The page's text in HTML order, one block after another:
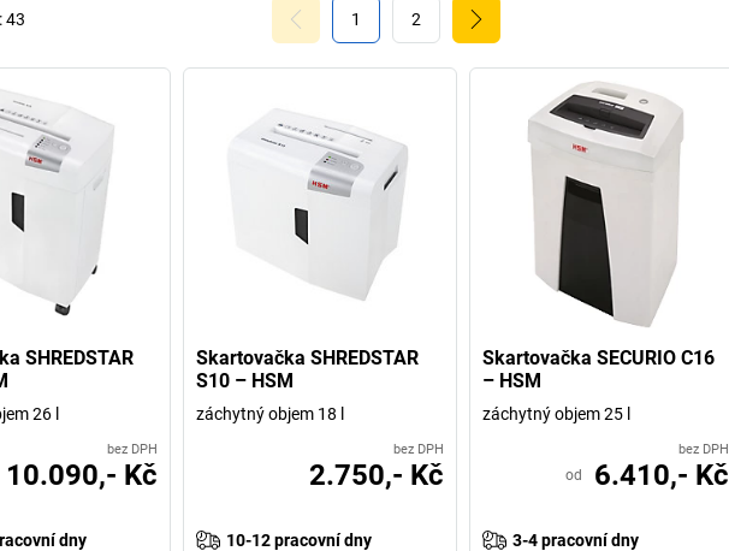
1 2
43
SHREDSTAR
26 l
bez DPH
10.090,- Kč
dny
Skartovačka SHREDSTAR
S10 – HSM
záchytný objem 18 l
bez DPH
2.750,- Kč
10-12 pracovní dny
Skartovačka SECURIO C16
– HSM
záchytný objem 25 l
bez DPH
od 6.410,- Kč
3-4 pracovní dny